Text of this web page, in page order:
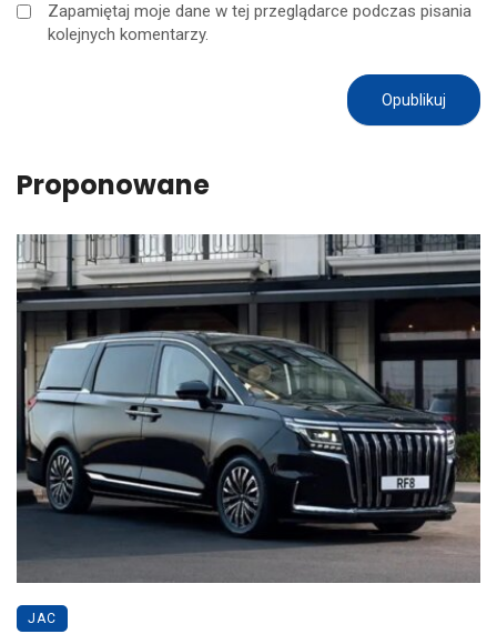
Zapamiętaj moje dane w tej przeglądarce podczas pisania
kolejnych komentarzy.
Proponowane
JAC